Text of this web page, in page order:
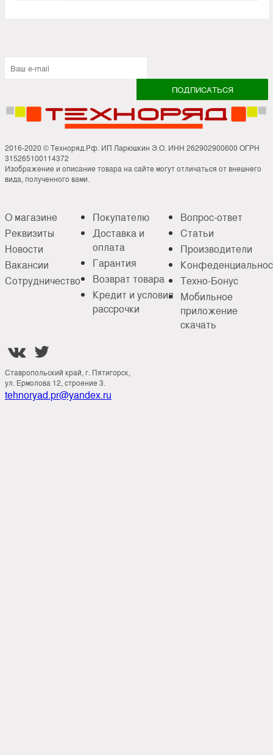
2016-2020 © Техноряд.Рф. ИП Ларюшкин Э.О. ИНН 262902900600 ОГРН
315265100114372
Изображение и описание товара на сайте могут отличаться от внешнего
вида, полученного вами.
О магазине
Реквизиты
Новости
Вакансии
Сотрудничество
Покупателю
Доставка и
оплата
Гарантия
Возврат товара
Кредит и условия
рассрочки
Вопрос-ответ
Статьи
Производители
Техно-Бонус
Мобильное
приложение
скачать
 
Ставропольский край, г. Пятигорск,
ул. Ермолова 12, строение 3.
tehnoryad.pr@yandex.ru